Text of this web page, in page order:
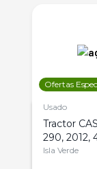
Ofertas
Usado
Tractor
290, 2012,
Isla Verde